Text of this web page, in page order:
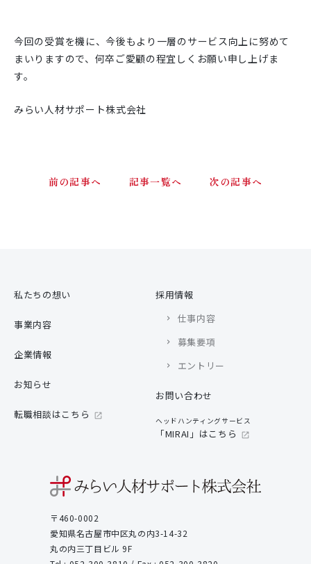
今回の受賞を機に、今後もより一層のサービス向上に努めて
まいりますので、何卒ご愛顧の程宜しくお願い申し上げま
す。
みらい人材サポート株式会社
前の記事へ 記事一覧へ 次の記事へ
〒460-0002
愛知県名古屋市中区丸の内3-14-32
丸の内三丁目ビル 9F
私たちの想い
事業内容
企業情報
お知らせ
転職相談はこちら
採用情報
仕事内容
募集要項
エントリー
お問い合わせ
ヘッドハンティングサービス
「MIRAI」はこちら